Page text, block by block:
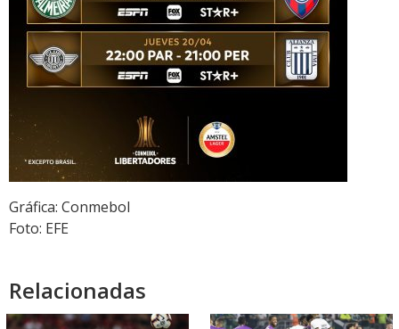
Gráfica: Conmebol
Foto: EFE
Relacionadas